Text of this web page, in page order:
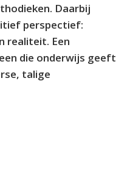
Daarbij
perspectief:
realiteit. Een
die onderwijs geeft
talige